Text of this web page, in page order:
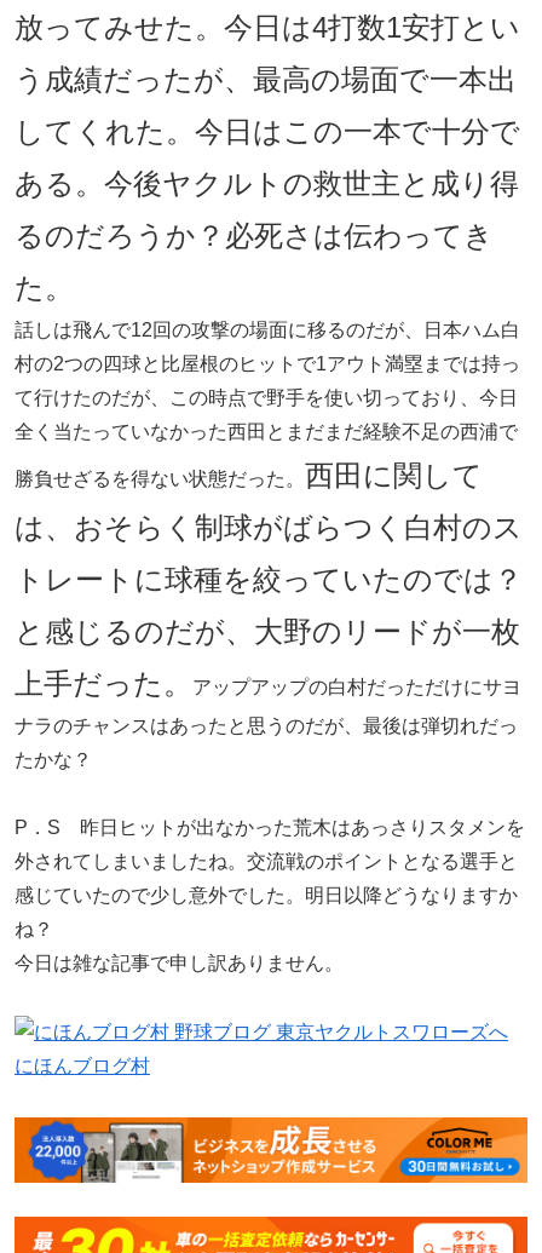
放ってみせた。今日は4打数1安打とい
う成績だったが、最高の場面で一本出
してくれた。今日はこの一本で十分で
ある。今後ヤクルトの救世主と成り得
るのだろうか？必死さは伝わってき
た。
話しは飛んで12回の攻撃の場面に移るのだが、日本ハム白
村の2つの四球と比屋根のヒットで1アウト満塁までは持っ
て行けたのだが、この時点で野手を使い切っており、今日
全く当たっていなかった西田とまだまだ経験不足の西浦で
勝負せざるを得ない状態だった。 西田に関して
は、おそらく制球がばらつく白村のス
トレートに球種を絞っていたのでは？
と感じるのだが、大野のリードが一枚
上手だった。
アップアップの白村だっただけにサヨ
ナラのチャンスはあったと思うのだが、最後は弾切れだっ
たかな？
P．S 昨日ヒットが出なかった荒木はあっさりスタメンを
外されてしまいましたね。交流戦のポイントとなる選手と
感じていたので少し意外でした。明日以降どうなりますか
ね？
今日は雑な記事で申し訳ありません。
にほんブログ村